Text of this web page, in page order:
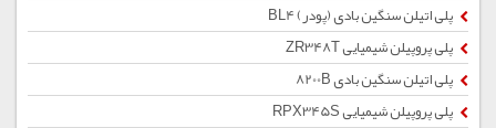
پلی اتیلن سنگین بادی (پودر) BL4
پلی پروپیلن شیمیایی ZR348T
پلی اتیلن سنگین بادی 8200B
پلی پروپیلن شیمیایی RPX345S